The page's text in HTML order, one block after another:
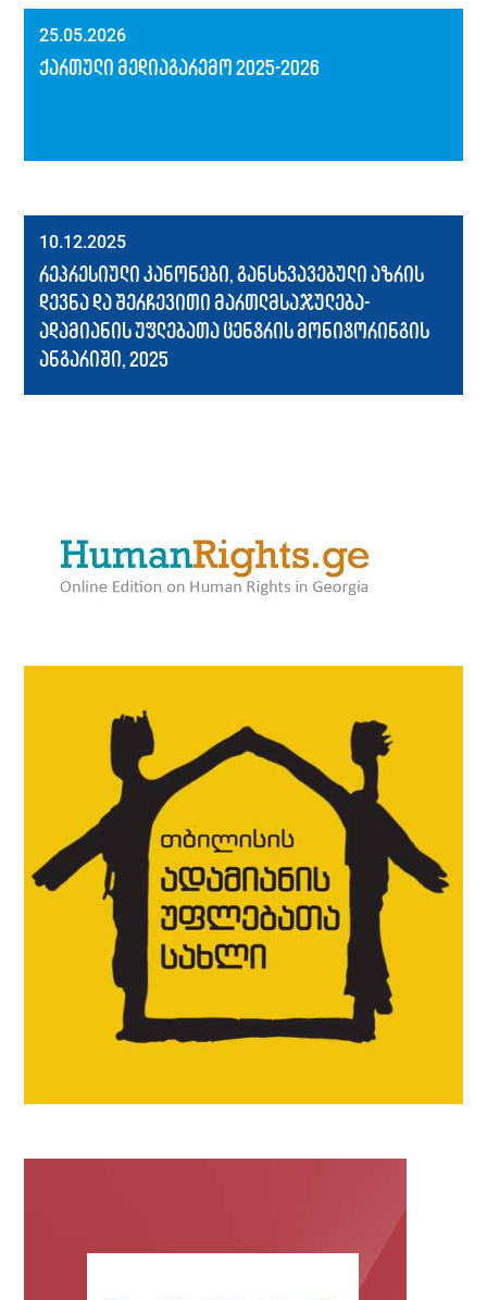
25.05.2026
ქართული მედიაგარემო 2025-2026
10.12.2025
რეპრესიული კანონები, განსხვავებული აზრის
დევნა და შერჩევითი მართლმსაჯულება-
ადამიანის უფლებათა ცენტრის მონიტორინგის
ანგარიში, 2025